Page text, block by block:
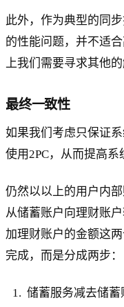
此外，作为典型的同
的性能问题，并不适
上我们需要寻求其他的
最终一致性
如果我们考虑只保证
使用2PC，从而提高系
仍然以以上的用户内
从储蓄账户向理财账
加理财账户的金额这
完成，而是分成两步：
储蓄服务减去储